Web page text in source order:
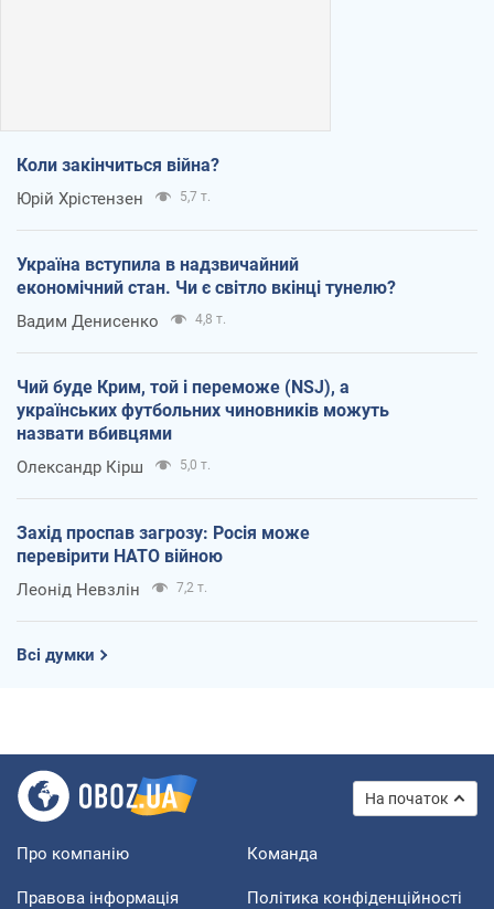
Коли закінчиться війна?
Юрій Хрістензен 5,7 т.
Україна вступила в надзвичайний
економічний стан. Чи є світло вкінці тунелю?
Вадим Денисенко 4,8 т.
Чий буде Крим, той і переможе (NSJ), а
українських футбольних чиновників можуть
назвати вбивцями
Олександр Кірш 5,0 т.
Захід проспав загрозу: Росія може
перевірити НАТО війною
Леонід Невзлін 7,2 т.
Всі думки
На початок
Про компанію Команда
Правова інформація Політика конфіденційності